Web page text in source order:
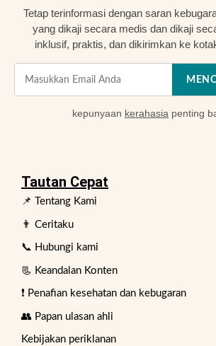
Tetap terinformasi dengan saran
yang dikaji secara medis dan dikaji
inklusif, praktis, dan dikirimkan ke
kepunyaan kerahasia penting
Tautan Cepat
📌 Tentang Kami
👨 Ceritaku
📞 Hubungi kami
📃 Keandalan Konten
❗ Penafian kesehatan dan kebugaran
👥 Papan ulasan ahli
Kebijakan periklanan